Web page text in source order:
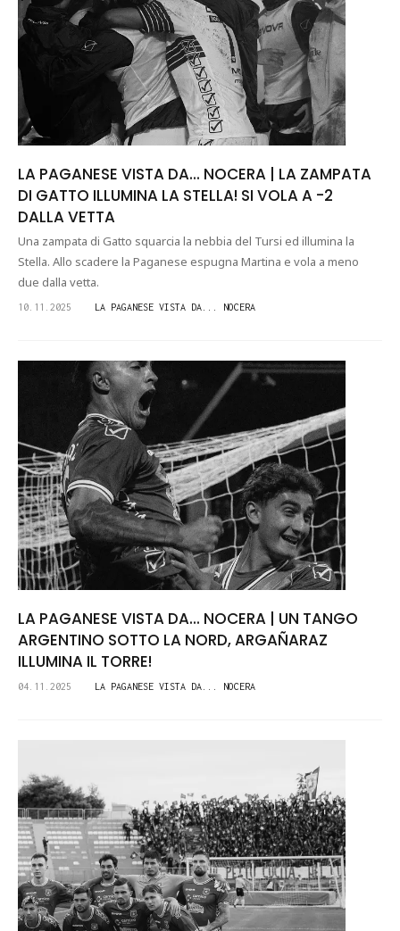
LA PAGANESE VISTA DA... NOCERA | LA ZAMPATA
DI GATTO ILLUMINA LA STELLA! SI VOLA A -2
DALLA VETTA
Una zampata di Gatto squarcia la nebbia del Tursi ed illumina la
Stella. Allo scadere la Paganese espugna Martina e vola a meno
due dalla vetta.
10.11.2025 LA PAGANESE VISTA DA... NOCERA
LA PAGANESE VISTA DA... NOCERA | UN TANGO
ARGENTINO SOTTO LA NORD, ARGAÑARAZ
ILLUMINA IL TORRE!
04.11.2025 LA PAGANESE VISTA DA... NOCERA